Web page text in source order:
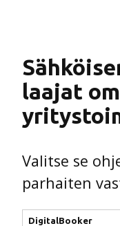
laajat
Valitse se
parhaiten
DigitalBooker